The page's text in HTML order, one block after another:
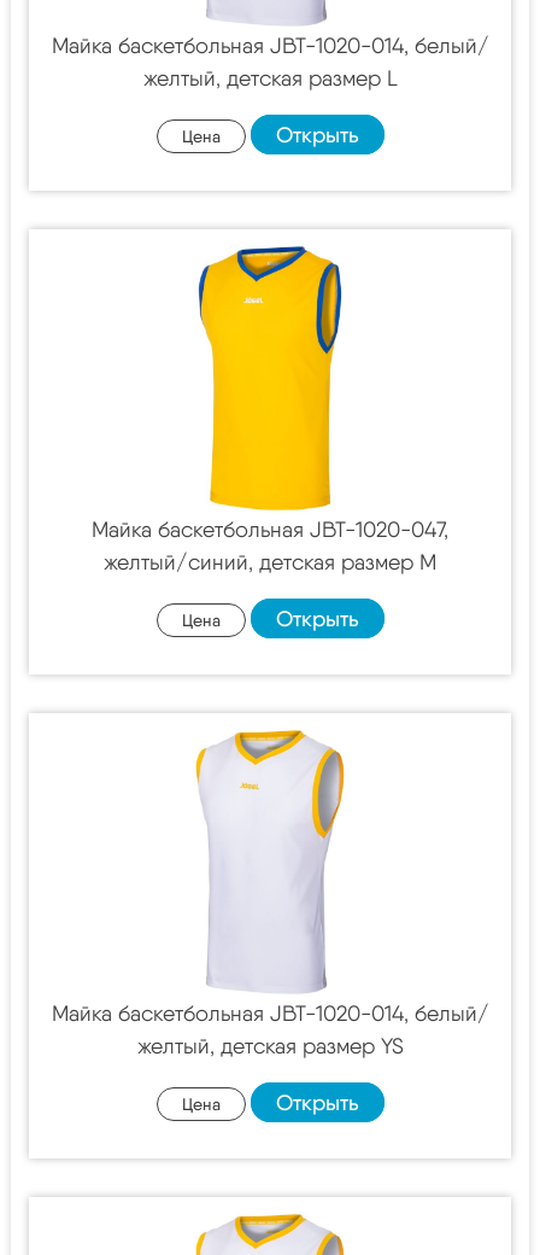
Майка баскетбольная JBT-1020-014, белый/
желтый, детская размер L
Цена Открыть
Майка баскетбольная JBT-1020-047,
желтый/синий, детская размер M
Цена Открыть
Майка баскетбольная JBT-1020-014, белый/
желтый, детская размер YS
Цена Открыть